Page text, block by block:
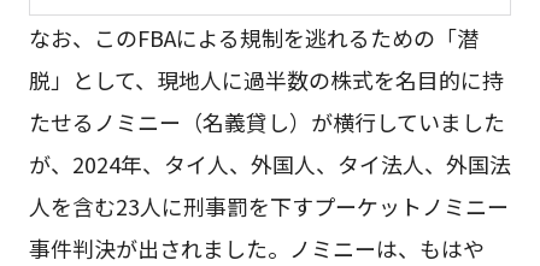
なお、このFBAによる規制を逃れるための「潜
脱」として、現地人に過半数の株式を名目的に持
たせるノミニー（名義貸し）が横行していました
が、2024年、タイ人、外国人、タイ法人、外国法
人を含む23人に刑事罰を下すプーケットノミニー
事件判決が出されました。ノミニーは、もはや